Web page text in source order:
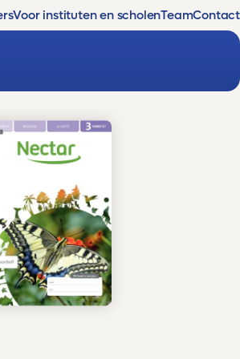
Voor instituten en scholenTeamContact